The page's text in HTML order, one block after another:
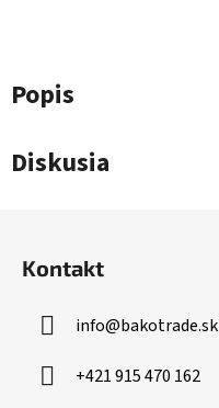
Popis
Diskusia
Kontakt
info@bakotrade.sk
+421 915 470 162